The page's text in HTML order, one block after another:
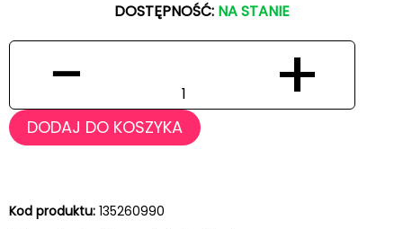
DOSTĘPNOŚĆ: NA STANIE
− +
DODAJ DO KOSZYKA
Kod produktu: 135260990